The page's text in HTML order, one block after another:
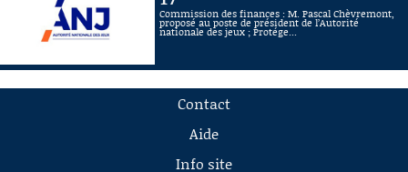
Commission des finances : M. Pascal Chèvremont,
proposé au poste de président de l’Autorité
nationale des jeux ; Protége...
Contact
Aide
Info site